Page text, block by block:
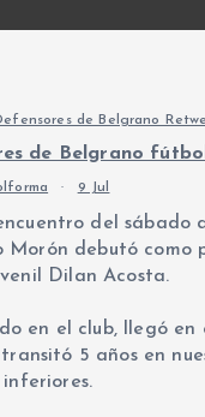
de Belgrano
de Belgrano
· 9 Jul
del sábado
Morón debutó como
Dilan Acosta.
en el club, llegó en
5 años en
inferiores.